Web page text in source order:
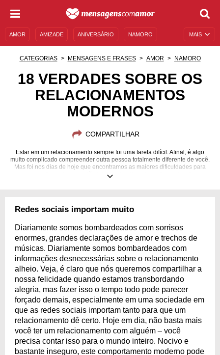
MAIS
AMOR AMIZADE ANIVERSÁRIO NAMORO
MENSAGENS E FRASES MENSAGENS DE ANIVERSÁRIO
FAMOSOS BÍBLIA
CATEGORIAS MENSAGENS E FRASES AMOR NAMORO
18 VERDADES SOBRE OS
RELACIONAMENTOS
MODERNOS
COMPARTILHAR
Estar em um relacionamento sempre foi uma tarefa difícil. Afinal, é algo
muito complicado compreender outra pessoa totalmente diferente de você.
Mas foi nos dias de hoje que encontramos as maiores dificuldades para
amar. Os costumes estão totalmente diferentes... Como lidar?
Redes sociais importam muito
Diariamente somos bombardeados com sorrisos
enormes, grandes declarações de amor e trechos de
músicas. Diariamente somos bombardeados com
informações desnecessárias sobre o relacionamento
alheio. Veja, é claro que nós queremos compartilhar a
nossa felicidade quando estamos transbordando
alegria, mas fazer isso o tempo todo pode parecer
forçado demais, especialmente em uma sociedade em
que as redes sociais importam tanto para que um
relacionamento dê certo. Hoje em dia, não basta mais
você ter um relacionamento com alguém – você
precisa contar isso para o mundo inteiro. Nocivo e
bastante inseguro, este comportamento moderno pode